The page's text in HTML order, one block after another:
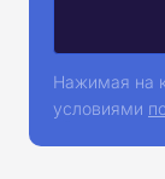
Нажимая на
условиями